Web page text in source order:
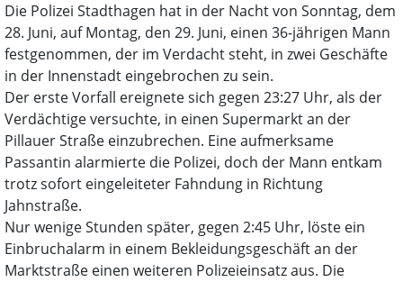
Die Polizei Stadthagen hat in der Nacht von Sonntag, dem
28. Juni, auf Montag, den 29. Juni, einen 36-jährigen Mann
festgenommen, der im Verdacht steht, in zwei Geschäfte
in der Innenstadt eingebrochen zu sein.
Der erste Vorfall ereignete sich gegen 23:27 Uhr, als der
Verdächtige versuchte, in einen Supermarkt an der
Pillauer Straße einzubrechen. Eine aufmerksame
Passantin alarmierte die Polizei, doch der Mann entkam
trotz sofort eingeleiteter Fahndung in Richtung
Jahnstraße.
Nur wenige Stunden später, gegen 2:45 Uhr, löste ein
Einbruchalarm in einem Bekleidungsgeschäft an der
Marktstraße einen weiteren Polizeieinsatz aus. Die